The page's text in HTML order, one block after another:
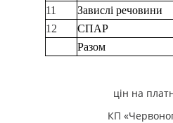
11
Завислі речовини
12
СПАР
Разом
цін на
КП